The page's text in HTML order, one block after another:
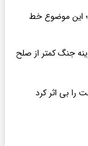
این موضوع خط
جنگ کمتر از صلح
را بی‌ اثر کرد